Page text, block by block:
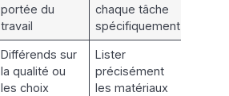
portée du
travail
chaque tâche
spécifiquement
Différends sur
la qualité ou
les choix
Lister
précisément
les matériaux